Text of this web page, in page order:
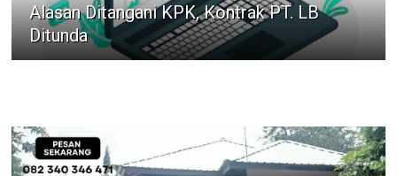
Alasan Ditangani KPK, Kontrak PT. LB
Ditunda